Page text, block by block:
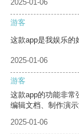
2025-01-06
游客
这款app是我娱乐的
2025-01-06
游客
这款app的功能非常
编辑文档、制作演
2025-01-06